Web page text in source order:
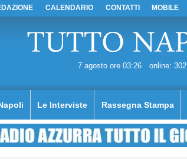
CALENDARIO CONTATTI MOBILE
7 agosto ore 03:26 online: 302
Le Interviste Rassegna Stampa